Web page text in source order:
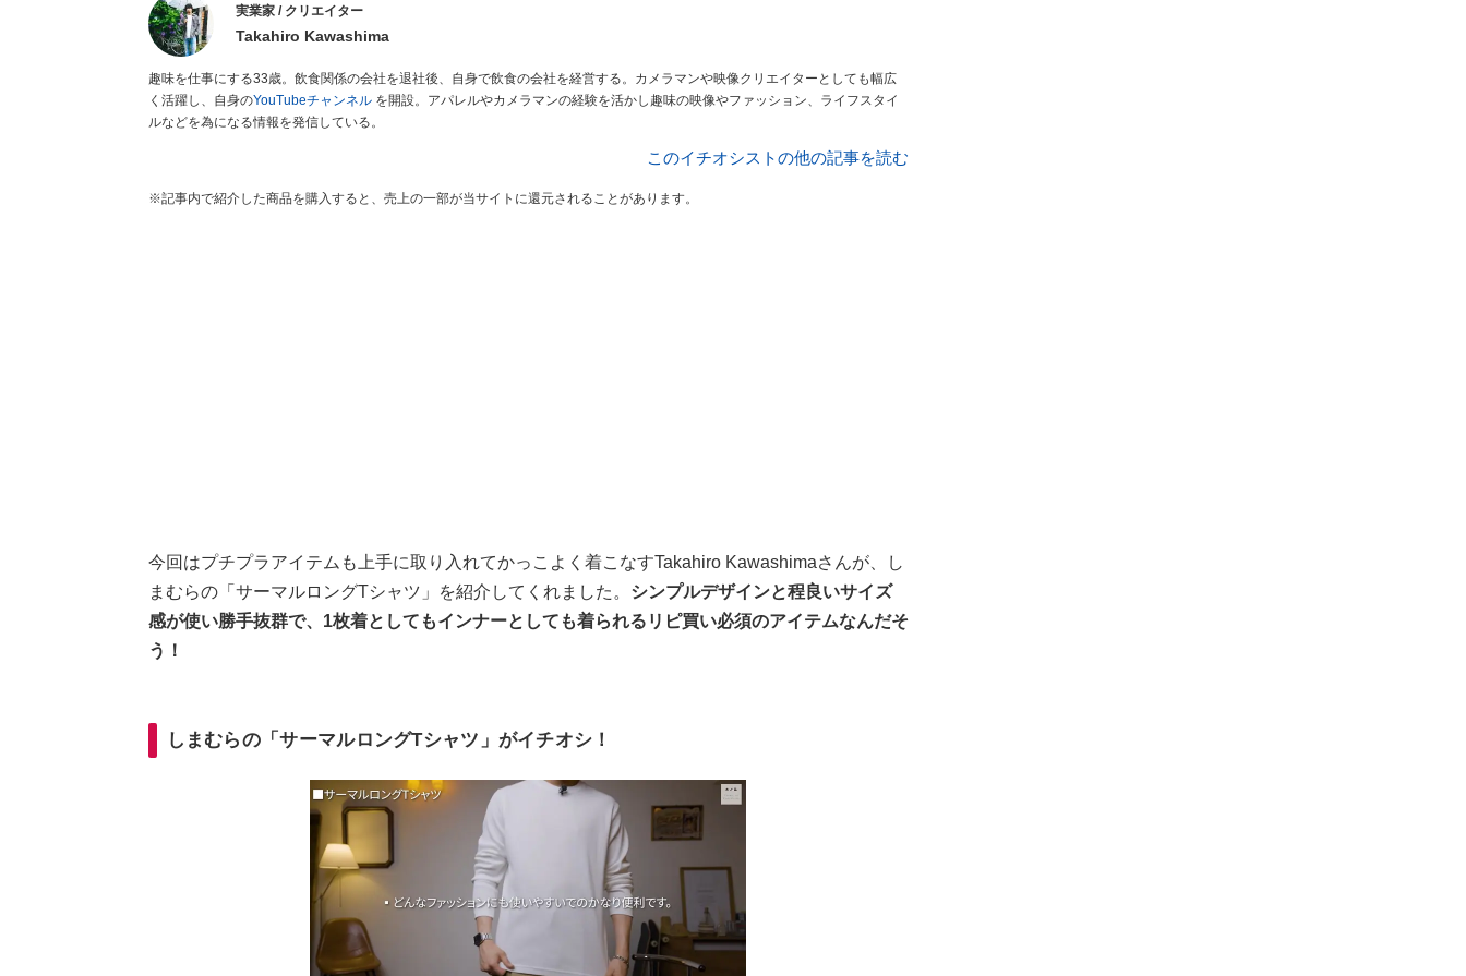
実業家 / クリエイター
Takahiro Kawashima
趣味を仕事にする33歳。飲食関係の会社を退社後、自身で飲食の会社を経営する。カメラマンや映像クリエイターとしても幅広
く活躍し、自身のYouTubeチャンネルを開設。アパレルやカメラマンの経験を活かし趣味の映像やファッション、ライフスタイ
ルなどを為になる情報を発信している。
このイチオシストの他の記事を読む
※記事内で紹介した商品を購入すると、売上の一部が当サイトに還元されることがあります。
今回はプチプラアイテムも上手に取り入れてかっこよく着こなすTakahiro Kawashimaさんが、し
まむらの「サーマルロングTシャツ」を紹介してくれました。 シンプルデザインと程良いサイズ
感が使い勝手抜群で、1枚着としてもインナーとしても着られるリピ買い必須のアイテムなんだそ
う！
しまむらの「サーマルロングTシャツ」がイチオシ！